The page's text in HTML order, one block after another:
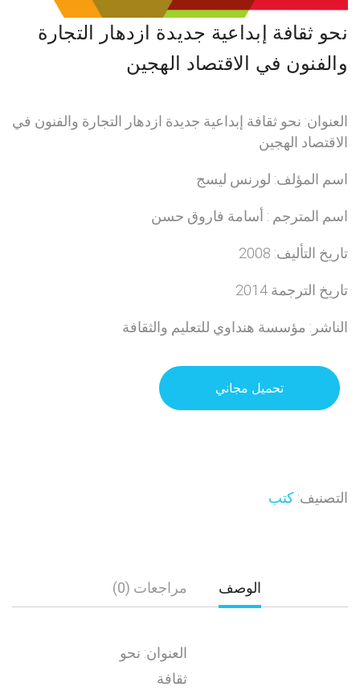
نحو ثقافة إبداعية جديدة ازدهار التجارة
والفنون في الاقتصاد الهجين
العنوان: نحو ثقافة إبداعية جديدة ازدهار التجارة والفنون في
الاقتصاد الهجين
اسم المؤلف: لورنس ليسج
اسم المترجم : أسامة فاروق حسن
تاريخ التأليف: 2008
تاريخ الترجمة 2014
الناشر: مؤسسة هنداوي للتعليم والثقافة
تحميل مجاني
التصنيف: كتب
الوصف مراجعات (0)
العنوان: نحو
ثقافة